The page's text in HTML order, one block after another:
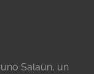
Salaün, un